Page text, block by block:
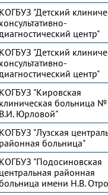
КОГБУЗ "Детский
консультативно-
центр"
КОГБУЗ "Детский
консультативно-
центр"
КОГБУЗ "Кировская
клиническая больница
В.И. Юрловой"
КОГБУЗ "Лузская
районная больница"
КОГБУЗ "Подосиновская
центральная районная
имени Н.В.